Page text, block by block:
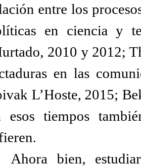
entre los
en ciencia y
2010 y 2012;
en las
L’Hoste, 2015;
esos tiempos
Ahora bien,